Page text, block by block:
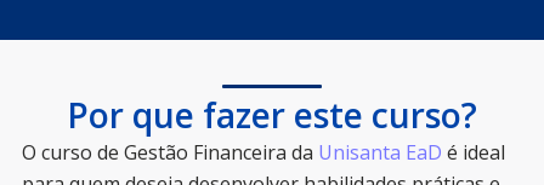
Por que fazer este curso?
O curso de Gestão Financeira da Unisanta EaD é ideal